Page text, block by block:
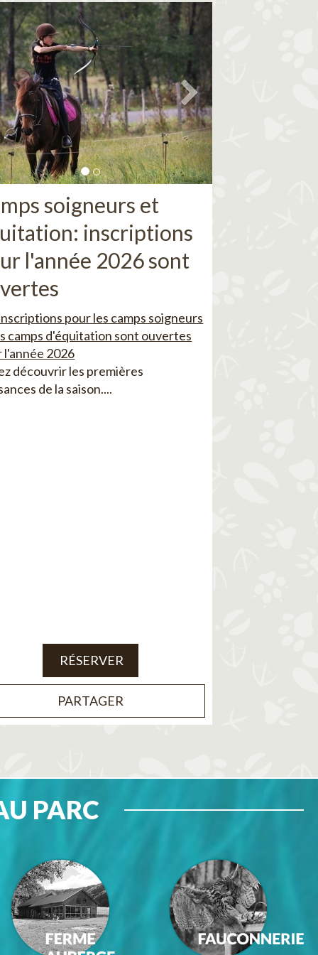
soigneurs et
inscriptions
l'année 2026 sont
pour les camps soigneurs
camps d'équitation sont ouvertes
l'année 2026
découvrir les premières
de la saison....
RÉSERVER
PARTAGER
PARC